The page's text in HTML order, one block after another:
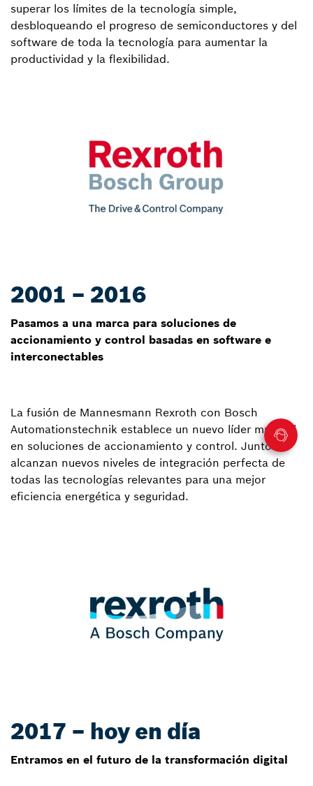
superar los límites de la tecnología simple,
desbloqueando el progreso de semiconductores y del
software de toda la tecnología para aumentar la
productividad y la flexibilidad.
2001 – 2016
Pasamos a una marca para soluciones de
accionamiento y control basadas en software e
interconectables
La fusión de Mannesmann Rexroth con Bosch
Automationstechnik establece un nuevo líder mundial
en soluciones de accionamiento y control. Juntos,
alcanzan nuevos niveles de integración perfecta de
todas las tecnologías relevantes para una mejor
eficiencia energética y seguridad.
2017 – hoy en día
Entramos en el futuro de la transformación digital